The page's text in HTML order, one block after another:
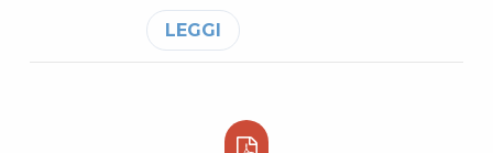
LEGGI